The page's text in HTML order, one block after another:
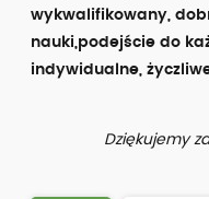
wykwalifikowany,
nauki,podejście do
indywidualne,
Dziękujemy